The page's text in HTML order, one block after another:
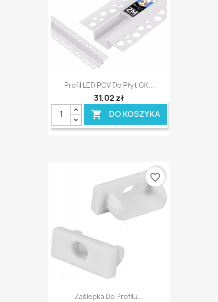
Profil LED PCV Do Płyt GK...
31,02 zł
 DO KOSZYKA
Zaślepka Do Profilu...
favorite_border